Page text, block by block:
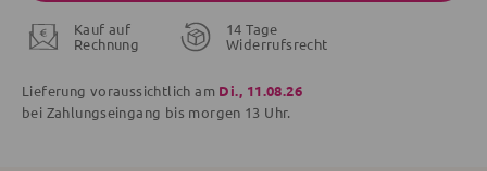
Kauf auf
Rechnung
14 Tage
Widerrufsrecht
Lieferung voraussichtlich am Di., 11.08.26
bei Zahlungseingang bis morgen 13 Uhr.